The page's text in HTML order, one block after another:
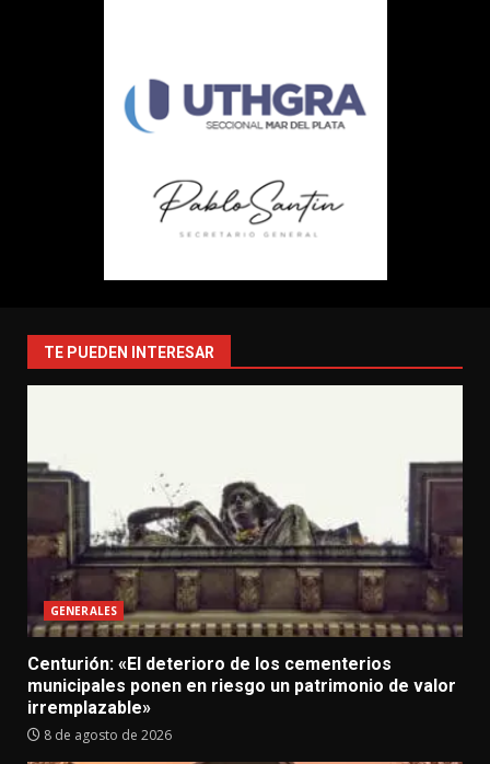
TE PUEDEN INTERESAR
GENERALES
Centurión: «El deterioro de los cementerios
municipales ponen en riesgo un patrimonio de valor
irremplazable»
8 de agosto de 2026